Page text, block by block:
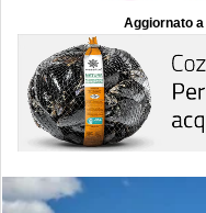
Aggiornato a